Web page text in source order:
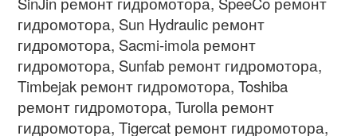
гидромотора, Sun Hydraulic ремонт
гидромотора, Sacmi-imola ремонт
гидромотора, Sunfab ремонт гидромотора,
Timbejak ремонт гидромотора, Toshiba
ремонт гидромотора, Turolla ремонт
гидромотора, Tigercat ремонт гидромотора,